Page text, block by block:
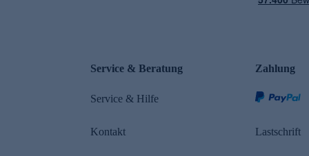
Service & Beratung
Service & Hilfe
Kontakt
Zahlung
Lastschrift